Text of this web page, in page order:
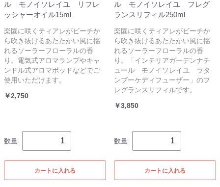
ル モノイソレイユ リフレ
ッシャーオイル15ml
楽園に咲くティアレがビーチか
ら吹き抜けるあたたかい風に揺
れるソーラーフローラルの香
り。電気式アロマランプやキャ
ンドル式アロマポッドなどでご
使用いただけます。
￥2,750
数量
カートに入れる
ル モノイソレイユ フレグ
ランスリフィル250ml
楽園に咲くティアレがビーチか
ら吹き抜けるあたたかい風に揺
れるソーラーフローラルの香
り。「インテリアガーデンナチ
ュール モノイソレイユ ラタ
ンブーケディフューザー」のフ
レグランスリフィルです。
￥3,850
数量
カートに入れる